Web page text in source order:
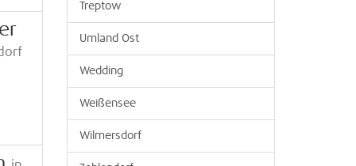
Treptow
Umland Ost
Wedding
Weißensee
Wilmersdorf